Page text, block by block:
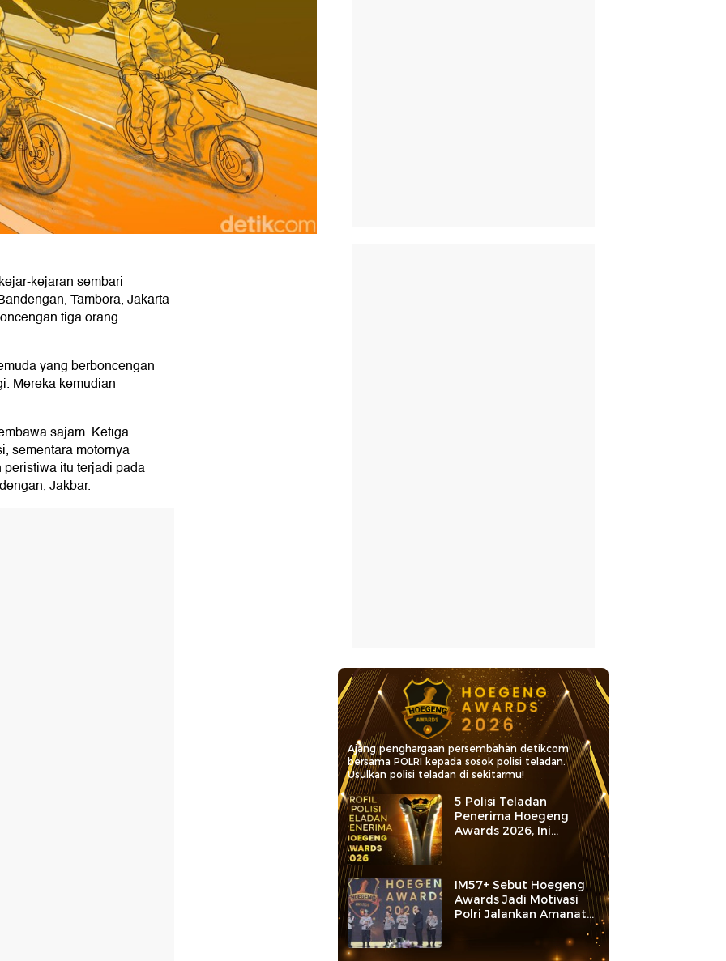
kejaran sembari
Tambora, Jakarta
tiga orang
yang berboncengan
Mereka kemudian
sajam. Ketiga
sementara motornya
itu terjadi pada
Jakbar.
Ajang penghargaan persembahan detikcom
bersama POLRI kepada sosok polisi teladan.
Usulkan polisi teladan di sekitarmu!
5 Polisi Teladan
Penerima Hoegeng
Awards 2026, Ini
Kategori dan Kiprahnya
IM57+ Sebut Hoegeng
Awards Jadi Motivasi
Polri Jalankan Amanat